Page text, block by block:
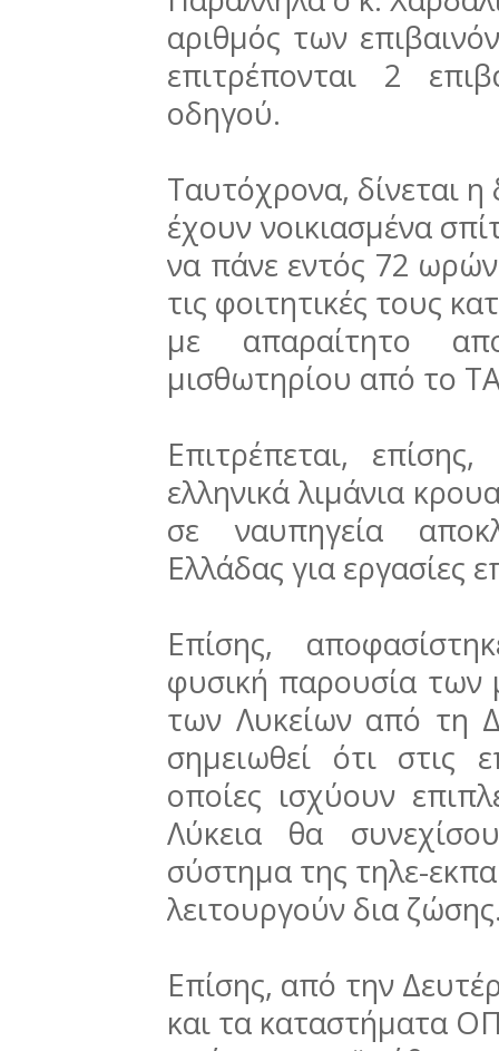
αριθμός των
επιτρέπονται 2
οδηγού.
Ταυτόχρονα, δίνεται
έχουν νοικιασμένα
να πάνε εντός 72
τις φοιτητικές τους
με απαραίτητο
μισθωτηρίου από το
Επιτρέπεται,
ελληνικά λιμάνια
σε ναυπηγεία
Ελλάδας για εργασίες
Επίσης,
φυσική παρουσία των
των Λυκείων από τη
σημειωθεί ότι στις
οποίες ισχύουν
Λύκεια θα
σύστημα της τηλε-
λειτουργούν δια
Επίσης, από την
και τα καταστήματα